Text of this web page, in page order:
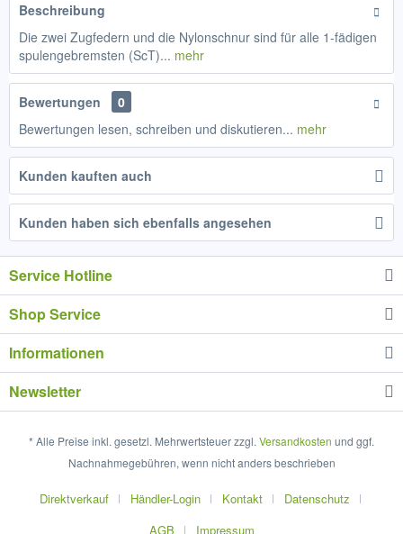
Beschreibung
Die zwei Zugfedern und die Nylonschnur sind für alle 1-fädigen
spulengebremsten (ScT)... mehr
Bewertungen
0
Bewertungen lesen, schreiben und diskutieren... mehr
Kunden kauften auch
Kunden haben sich ebenfalls angesehen
Service Hotline
Shop Service
Informationen
Newsletter
* Alle Preise inkl. gesetzl. Mehrwertsteuer zzgl. Versandkosten und ggf.
Nachnahmegebühren, wenn nicht anders beschrieben
Direktverkauf Händler-Login Kontakt
Datenschutz
AGB
Impressum